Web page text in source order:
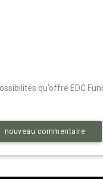
qu’offre EDC
nouveau commentaire